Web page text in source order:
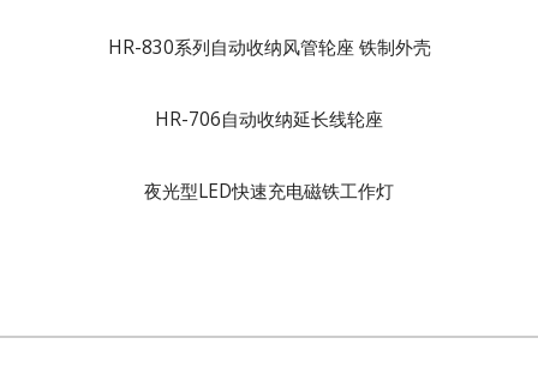
HR-830系列自动收纳风管轮座 铁制外壳
HR-706自动收纳延长线轮座
夜光型LED快速充电磁铁工作灯